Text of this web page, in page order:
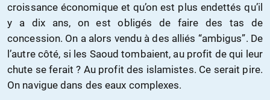
croissance économique et qu’on est plus endettés qu’il
y a dix ans, on est obligés de faire des tas de
concession. On a alors vendu à des alliés “ambigus”. De
l’autre côté, si les Saoud tombaient, au profit de qui leur
chute se ferait ? Au profit des islamistes. Ce serait pire.
On navigue dans des eaux complexes.